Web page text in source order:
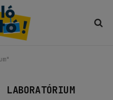
LABORATÓRIUM